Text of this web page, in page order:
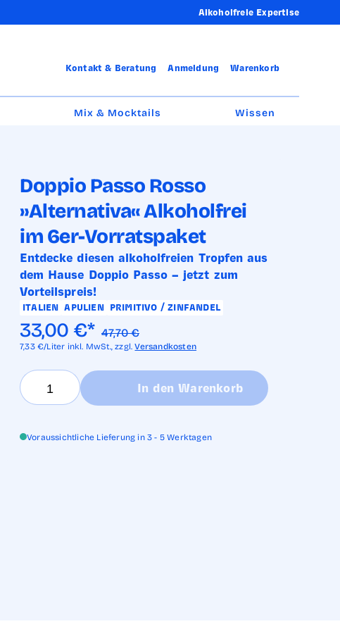
Alkoholfreie Expertise
Kontakt & Beratung Anmeldung Warenkorb
Mix & Mocktails Wissen
Doppio Passo Rosso
»Alternativa« Alkoholfrei
im 6er-Vorratspaket
Entdecke diesen alkoholfreien Tropfen aus
dem Hause Doppio Passo – jetzt zum
Vorteilspreis!
ITALIEN APULIEN PRIMITIVO / ZINFANDEL
33,00 €* 47,70€
7,33 €/Liter inkl. MwSt., zzgl.Versandkosten
In den Warenkorb
Voraussichtliche Lieferung in 3 - 5 Werktagen